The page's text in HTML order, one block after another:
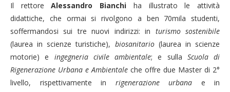
Il rettoreAlessandro Bianchi ha illustrato le attività
didattiche, che ormai si rivolgono a ben 70mila studenti,
soffermandosi sui tre nuovi indirizzi: in turismo sostenibile
(laurea in scienze turistiche), biosanitario(laurea in scienze
motorie) e ingegneria civile ambientale; e sulla Scuola di
Rigenerazione Urbana e Ambientale che offre due Master di 2°
livello, rispettivamente in rigenerazione urbana e in